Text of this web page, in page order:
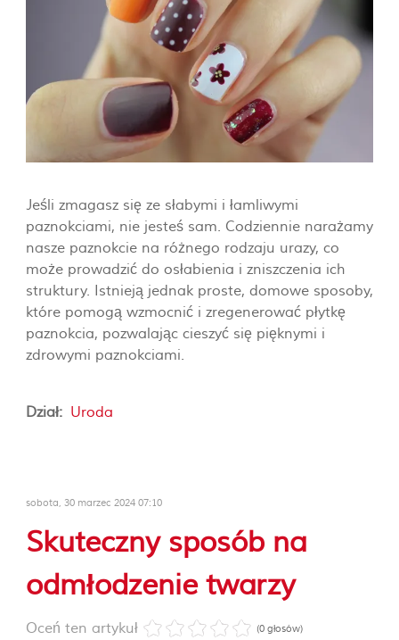
obowiązek. W
dzisiejszych czasach
zapominamy i
zaniedbujemy ten
ważny element dnia.
więcej
więcej
więcej
Jeśli zmagasz się ze słabymi i łamliwymi
paznokciami, nie jesteś sam. Codziennie narażamy
nasze paznokcie na różnego rodzaju urazy, co
może prowadzić do osłabienia i zniszczenia ich
struktury. Istnieją jednak proste, domowe sposoby,
które pomogą wzmocnić i zregenerować płytkę
paznokcia, pozwalając cieszyć się pięknymi i
zdrowymi paznokciami.
Dział: Uroda
sobota, 30 marzec 2024 07:10
Skuteczny sposób na
odmłodzenie twarzy
Oceń ten artykuł (0 głosów)